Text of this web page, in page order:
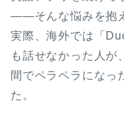
――そんな悩みを抱
実際、海外では「
も話せなかった人が
間でペラペラになっ
た。